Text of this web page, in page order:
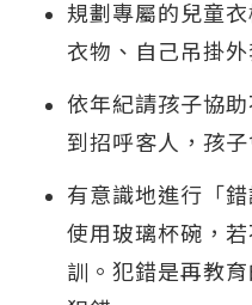
規劃專屬的兒童
衣物、自己吊掛外
依年紀請孩子協
到招呼客人，孩子
有意識地進行「
使用玻璃杯碗，
訓。犯錯是再教